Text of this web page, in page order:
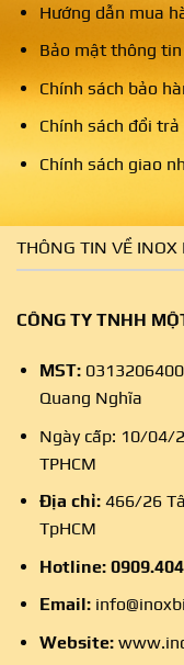
Hướng dẫn mua
Bảo mật thông tin
Chính sách bảo
Chính sách đổi trả
Chính sách giao
THÔNG TIN VỀ
CÔNG TY TNHH
MST:
Quang Nghĩa
Ngày cấp: 10/04/
TPHCM
Địa chỉ:466/26
TpHCM
Hotline:
Email:
Website: